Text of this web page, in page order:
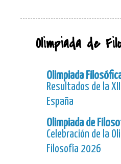
Olimpiada de
Olimpiada
Resultados de la
España
Olimpiada de
Celebración de la
Filosofía 2026